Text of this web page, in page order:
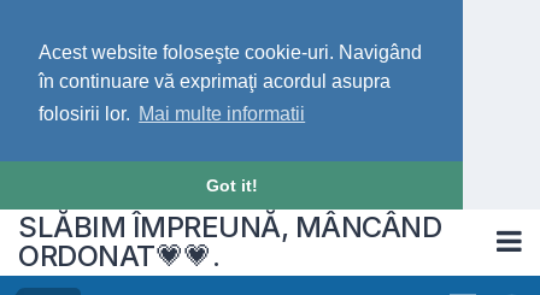
Acest website foloseşte cookie-uri. Navigând
în continuare vă exprimaţi acordul asupra
folosirii lor. Mai multe informatii
Got it!
SLĂBIM ÎMPREUNĂ, MÂNCÂND
ORDONAT💗💗.